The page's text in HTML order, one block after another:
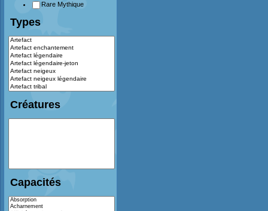
Rare Mythique
Types
Créatures
Capacités